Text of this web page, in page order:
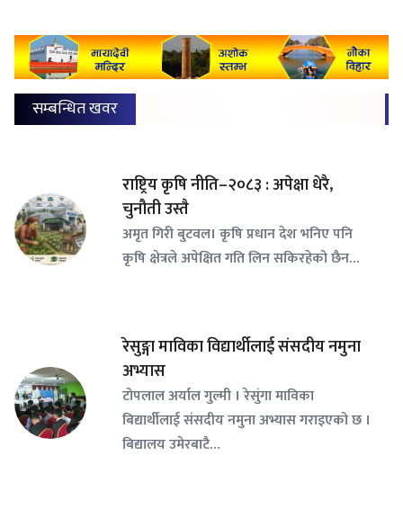
सम्बन्धित खवर
राष्ट्रिय कृषि नीति–२०८३ : अपेक्षा धेरै,
चुनौती उस्तै
अमृत गिरी बुटवल। कृषि प्रधान देश भनिए पनि
कृषि क्षेत्रले अपेक्षित गति लिन सकिरहेको छैन…
रेसुङ्गा माविका विद्यार्थीलाई संसदीय नमुना
अभ्यास
टोपलाल अर्याल गुल्मी । रेसुंगा माविका
बिद्यार्थीलाई संसदीय नमुना अभ्यास गराइएको छ ।
बिद्यालय उमेरबाटै…